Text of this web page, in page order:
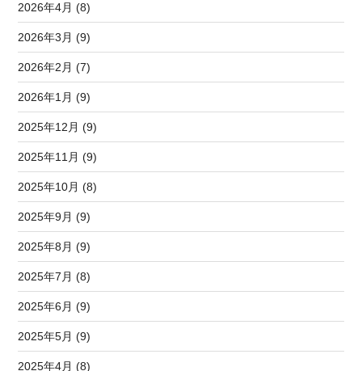
2026年4月 (8)
2026年3月 (9)
2026年2月 (7)
2026年1月 (9)
2025年12月 (9)
2025年11月 (9)
2025年10月 (8)
2025年9月 (9)
2025年8月 (9)
2025年7月 (8)
2025年6月 (9)
2025年5月 (9)
2025年4月 (8)